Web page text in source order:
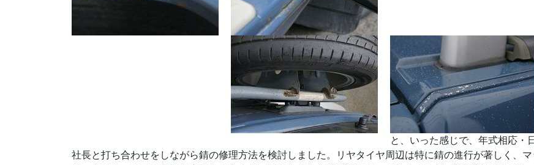
と、いった感じで、年式相応・
社長と打ち合わせをしながら錆の修理方法を検討しました。リヤタイヤ周辺は特に錆の進行が著しく、